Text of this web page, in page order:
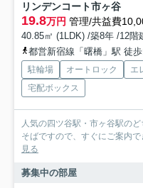
リンデンコート市ヶ谷
19.8万円 管理/共益費
40.85㎡ (1LDK) /築8年 /12階
都営新宿線「曙橋」駅 徒
駐輪場 オートロック エ
宅配ボックス
人気の四ツ谷駅・市ヶ谷駅の
そばですので、すぐにご案内
見る
募集中の部屋